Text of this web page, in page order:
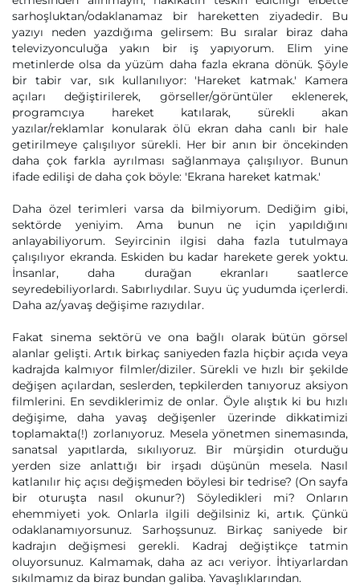
sarhoşluktan/odaklanamaz bir hareketten ziyadedir. Bu
yazıyı neden yazdığıma gelirsem: Bu sıralar biraz daha
televizyonculuğa yakın bir iş yapıyorum. Elim yine
metinlerde olsa da yüzüm daha fazla ekrana dönük. Şöyle
bir tabir var, sık kullanılıyor: 'Hareket katmak.' Kamera
açıları değiştirilerek, görseller/görüntüler eklenerek,
programcıya hareket katılarak, sürekli akan
yazılar/reklamlar konularak ölü ekran daha canlı bir hale
getirilmeye çalışılıyor sürekli. Her bir anın bir öncekinden
daha çok farkla ayrılması sağlanmaya çalışılıyor. Bunun
ifade edilişi de daha çok böyle: 'Ekrana hareket katmak.'
Daha özel terimleri varsa da bilmiyorum. Dediğim gibi,
sektörde yeniyim. Ama bunun ne için yapıldığını
anlayabiliyorum. Seyircinin ilgisi daha fazla tutulmaya
çalışılıyor ekranda. Eskiden bu kadar harekete gerek yoktu.
İnsanlar, daha durağan ekranları saatlerce
seyredebiliyorlardı. Sabırlıydılar. Suyu üç yudumda içerlerdi.
Daha az/yavaş değişime razıydılar.
Fakat sinema sektörü ve ona bağlı olarak bütün görsel
alanlar gelişti. Artık birkaç saniyeden fazla hiçbir açıda veya
kadrajda kalmıyor filmler/diziler. Sürekli ve hızlı bir şekilde
değişen açılardan, seslerden, tepkilerden tanıyoruz aksiyon
filmlerini. En sevdiklerimiz de onlar. Öyle alıştık ki bu hızlı
değişime, daha yavaş değişenler üzerinde dikkatimizi
toplamakta(!) zorlanıyoruz. Mesela yönetmen sinemasında,
sanatsal yapıtlarda, sıkılıyoruz. Bir mürşidin oturduğu
yerden size anlattığı bir irşadı düşünün mesela. Nasıl
katlanılır hiç açısı değişmeden böylesi bir tedrise? (On sayfa
bir oturuşta nasıl okunur?) Söyledikleri mi? Onların
ehemmiyeti yok. Onlarla ilgili değilsiniz ki, artık. Çünkü
odaklanamıyorsunuz. Sarhoşsunuz. Birkaç saniyede bir
kadrajın değişmesi gerekli. Kadraj değiştikçe tatmin
oluyorsunuz. Kalmamak, daha az acı veriyor. İhtiyarlardan
sıkılmamız da biraz bundan galiba. Yavaşlıklarından.